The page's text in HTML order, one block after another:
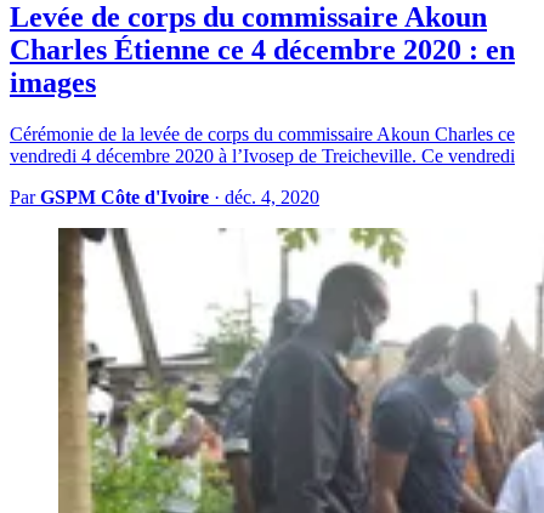
Levée de corps du commissaire Akoun
Charles Étienne ce 4 décembre 2020 : en
images
Cérémonie de la levée de corps du commissaire Akoun Charles ce
vendredi 4 décembre 2020 à l’Ivosep de Treicheville. Ce vendredi
ParGSPM Côte d'Ivoire · déc. 4, 2020